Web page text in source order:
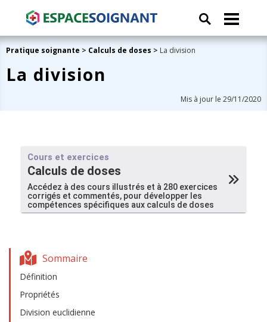
Pratique soignante > Calculs de doses > La division
La division
Mis à jour le 29/11/2020
Cours et exercices
Calculs de doses
Accédez à des cours illustrés et à 280 exercices
corrigés et commentés, pour développer les
compétences spécifiques aux calculs de doses
Sommaire
Définition
Propriétés
Division euclidienne